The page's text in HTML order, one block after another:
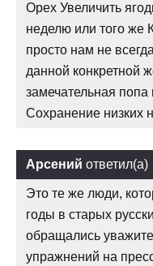
Орех Увеличить
неделю или того же
просто нам не
данной конкретной
замечательная попа
Сохранение низких
Арсений ответил(а)
Это те же люди,
годы в старых
обращались
упражнений на